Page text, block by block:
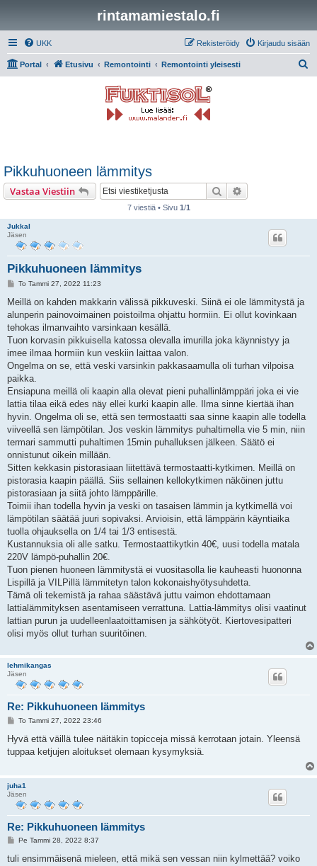
rintamamiestalo.fi
UKK Kirjaudu sisään
Rekisteröidy
Portal Etusivu Remontointi Remontointi yleisesti
Pikkuhuoneen lämmitys
Vastaa Viestiin Etsi
7 viestiä • Sivu 1/1
JukkaI
Jäsen
Pikkuhuoneen lämmitys
V
e
t
i
To Tammi 27, 2022 11:23
Meillä on kahden makkarin välissä pikkuveski. Siinä ei ole lämmitystä ja
alunperin painovoimainen poistoilma ohjattu hormiin. Ei ollut kovinkaan
tehokas ilmanvaihto varsinkaan kesällä.
Tuon korvasin pikkuisella katossa olevalla imurilla joka käynnistyy ja
imee ilmaa hormiin kun veskiin laittaa valon.
Ongelma on se, että veski varsinkin pakkasaamulla oli turhan vilpoisa
paikka.
Ensiapuna meillä oli kaapin alla olevat pieni puhallinlämppäri joka ei vie
lattia tilaa eikä edes näy ellei kurki kaapin alle. Ilma sinne kiertää ihan
hyvin. Ongelma oli se, että sen termostaatti saa sinne kaapin alle todella
viiveellä sen lämpötilan. Jos veskin lämmitys puhaltimella vie 5 min, niin
termari sammutti puhaltimen 15min puhalluksen jälkeen. Säätö ei
onnistunut oikein millään.
Sitten kekkasin pistorasiaan liitettävä termostaatti-kytkimen. Meillä on
pistorasia kaapin päällä. Siis sellainen kellokytkimen näköinen juttu
pistorasiaan ja siitä johto lämppärille.
Toimii ihan todella hyvin ja veski on tasaisen lämmin ja kytkimellä voi
lämpötilan säätää juuri sopivaksi. Arvioisin, että lämppärin käyntiaika
tuolla ohjauksella on 1/4 tai 1/3 entisestä.
Kustannuksia oli alle satku. Termostaattikytkin 40€, uusi todella matala
220V lämpö-puhallin 20€.
Tuon pienen huoneen lämmitystä ei vuositasolla lie kauheasti huononna
Lispillä ja VILPillä lämmitetyn talon kokonaishyötysuhdetta.
Tämä oli tekemistä ja rahaa säästävä juttu vaimon ehdottamaan
lattialämmityksen asentamiseen verrattuna. Lattia-lämmitys olisi vaatinut
lattian purun ja uudelleenlaatoittamisen ja sähkötyöt. Kiertovesipatteri
olisi myös ollut turhan suuritöinen.
lehmikangas
Jäsen
Re: Pikkuhuoneen lämmitys
V
e
s
t
To Tammi 27, 2022 23:46
Hyvä että väillä tulee näitäkin topicceja missä kerrotaan jotain. Yleensä
tuppaa ketjujen aloitukset olemaan kysymyksiä.
juha1
Jäsen
Re: Pikkuhuoneen lämmitys
V
e
Pe Tammi 28, 2022 8:37
tuli ensimmäisenä mieleen, että mikä sen vessan niin kylmettää? voiko